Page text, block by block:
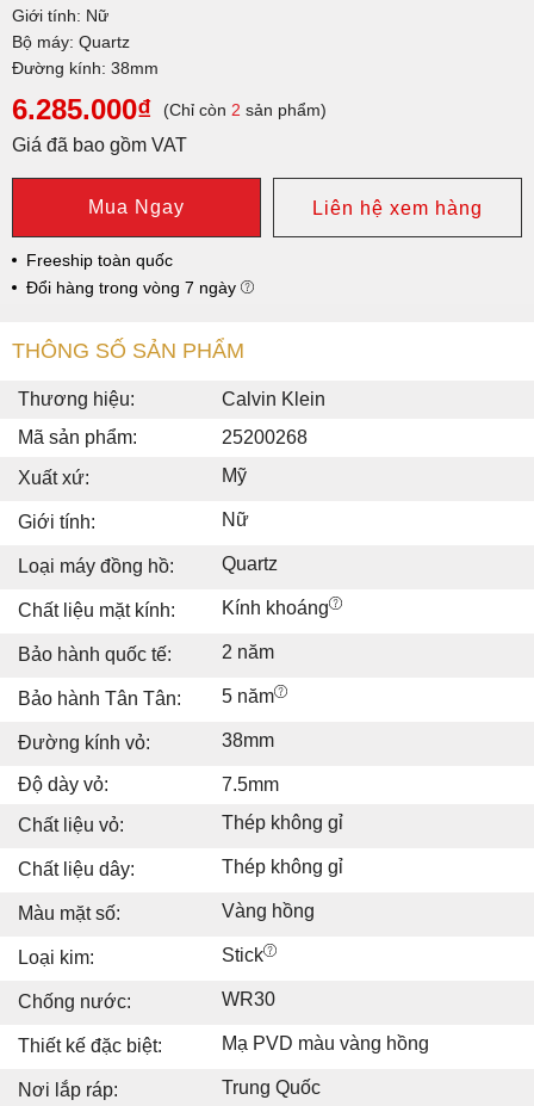
Giới tính: Nữ
Bộ máy: Quartz
Đường kính: 38mm
6.285.000₫ (Chỉ còn 2 sản phẩm)
Giá đã bao gồm VAT
Mua Ngay Liên hệ xem hàng
Freeship toàn quốc
Đổi hàng trong vòng 7 ngày
THÔNG SỐ SẢN PHẨM
Thương hiệu:
Calvin Klein
Mã sản phẩm:
25200268
Xuất xứ:
Mỹ
Giới tính: Nữ
Loại máy đồng hồ: Quartz
Chất liệu mặt kính: Kính khoáng
Bảo hành quốc tế: 2 năm
Bảo hành Tân Tân: 5 năm
Đường kính vỏ: 38mm
Độ dày vỏ:
7.5mm
Chất liệu vỏ:
Thép không gỉ
Chất liệu dây: Thép không gỉ
Màu mặt số: Vàng hồng
Loại kim: Stick
Chống nước: WR30
Thiết kế đặc biệt: Mạ PVD màu vàng hồng
Nơi lắp ráp: Trung Quốc